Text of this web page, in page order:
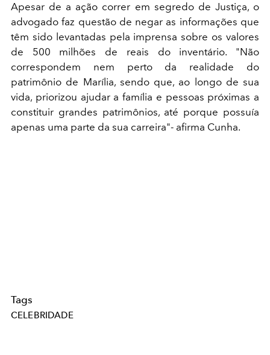
Apesar de a ação correr em segredo de Justiça, o
advogado faz questão de negar as informações que
têm sido levantadas pela imprensa sobre os valores
de 500 milhões de reais do inventário. "Não
correspondem nem perto da realidade do
patrimônio de Marília, sendo que, ao longo de sua
vida, priorizou ajudar a família e pessoas próximas a
constituir grandes patrimônios, até porque possuía
apenas uma parte da sua carreira"- afirma Cunha.
Tags
CELEBRIDADE